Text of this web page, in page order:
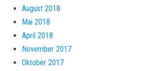
August 2018
Mai 2018
April 2018
November 2017
Oktober 2017